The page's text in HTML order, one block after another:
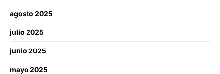
agosto 2025
julio 2025
junio 2025
mayo 2025